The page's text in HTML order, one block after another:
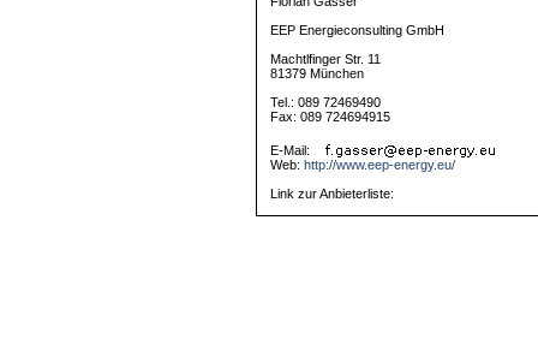
EEP Energieconsulting GmbH
Machtlfinger Str. 11
81379 München
Tel.: 089 72469490
Fax: 089 724694915
E-Mail:
Web: http://www.eep-energy.eu/
Link zur Anbieterliste: